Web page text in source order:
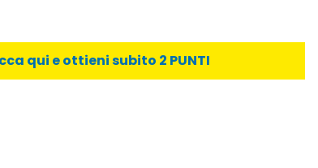
qui e ottieni subito 2 PUNTI